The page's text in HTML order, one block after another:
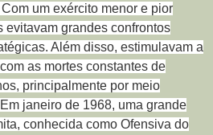
Com um exército menor e pior
evitavam grandes confrontos
. Além disso, estimulavam a
as mortes constantes de
principalmente por meio
janeiro de 1968, uma grande
conhecida como Ofensiva do